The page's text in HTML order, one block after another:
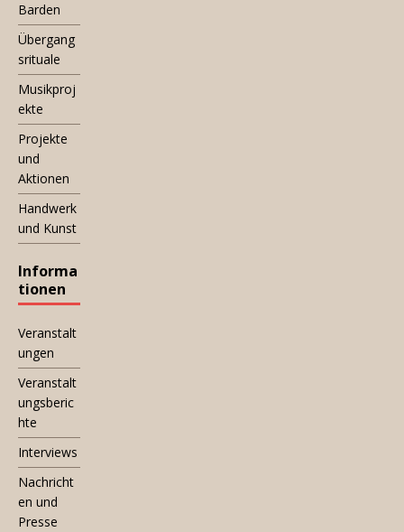
Barden
Übergang
srituale
Musikproj
ekte
Projekte
und
Aktionen
Handwerk
und Kunst
Informa
tionen
Veranstalt
ungen
Veranstalt
ungsberic
hte
Interviews
Nachricht
en und
Presse